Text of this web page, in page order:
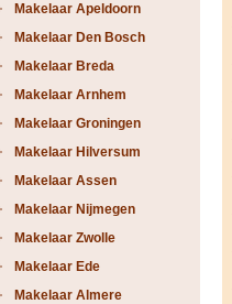
Makelaar Apeldoorn
Makelaar Den Bosch
Makelaar Breda
Makelaar Arnhem
Makelaar Groningen
Makelaar Hilversum
Makelaar Assen
Makelaar Nijmegen
Makelaar Zwolle
Makelaar Ede
Makelaar Almere